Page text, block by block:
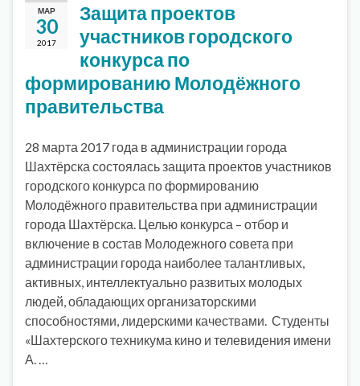
МАР
30
2017
Защита проектов
участников городского
конкурса по
формированию Молодёжного
правительства
28 марта 2017 года в администрации города
Шахтёрска состоялась защита проектов участников
городского конкурса по формированию
Молодёжного правительства при администрации
города Шахтёрска. Целью конкурса – отбор и
включение в состав Молодежного совета при
администрации города наиболее талантливых,
активных, интеллектуально развитых молодых
людей, обладающих организаторскими
способностями, лидерскими качествами. Студенты
«Шахтерского техникума кино и телевидения имени
А. …